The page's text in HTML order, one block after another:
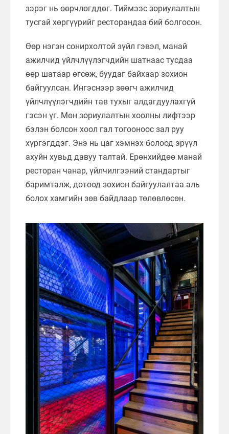
зэрэг нь өөрчлөгддөг. Тиймээс зориулалтын
тусгай хөргүүрийг ресторандаа бий болгосон.
Өөр нэгэн сонирхолтой зүйл гэвэл, манай
ажилчид үйлчлүүлэгчдийн шатнаас тусдаа
өөр шатаар өгсөж, буудаг байхаар зохион
байгуулсан. Ингэснээр зөөгч ажилчид
үйлчлүүлэгчдийн тав тухыг алдагдуулахгүй
гэсэн үг. Мөн зориулалтын хоолны лифтээр
бэлэн болсон хоол гал тогооноос зал руу
хүргэгддэг. Энэ нь цаг хэмнэх болоод эрүүл
ахуйн хувьд давуу талтай. Ерөнхийдөө манай
ресторан чанар, үйлчилгээний стандартыг
баримталж, дотоод зохион байгуулалтаа аль
болох хамгийн зөв байдлаар төлөвлөсөн.